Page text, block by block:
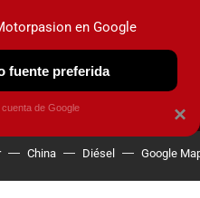
NUEVO
OBSERVATORIO
China Diésel Google
×
en Google
fuente preferida
de Google